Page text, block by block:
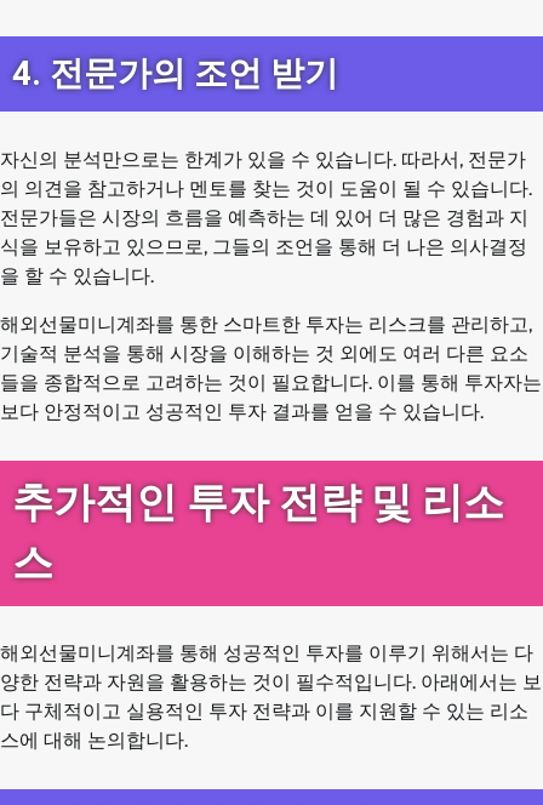
4. 전문가의 조언 받기
자신의 분석만으로는 한계가 있을 수 있습니다. 따라서, 전문가
의 의견을 참고하거나 멘토를 찾는 것이 도움이 될 수 있습니다.
전문가들은 시장의 흐름을 예측하는 데 있어 더 많은 경험과 지
식을 보유하고 있으므로, 그들의 조언을 통해 더 나은 의사결정
을 할 수 있습니다.
해외선물미니계좌를 통한 스마트한 투자는 리스크를 관리하고,
기술적 분석을 통해 시장을 이해하는 것 외에도 여러 다른 요소
들을 종합적으로 고려하는 것이 필요합니다. 이를 통해 투자자는
보다 안정적이고 성공적인 투자 결과를 얻을 수 있습니다.
추가적인 투자 전략 및 리소
스
해외선물미니계좌를 통해 성공적인 투자를 이루기 위해서는 다
양한 전략과 자원을 활용하는 것이 필수적입니다. 아래에서는 보
다 구체적이고 실용적인 투자 전략과 이를 지원할 수 있는 리소
스에 대해 논의합니다.